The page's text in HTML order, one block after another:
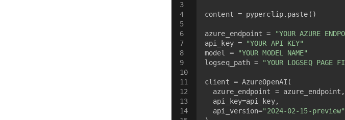
3
4
5
6
7
8
9
10
11
12
13
14
content = pyperclip.paste()
azure_endpoint =
"YOUR AZURE
api_key =
"YOUR API KEY"
model =
"YOUR MODEL NAME"
logseq_path = "YOUR LOGSEQ PAGE
client = AzureOpenAI(
  azure_endpoint = azure_endpoint,
  api_key=api_key,
  api_version=
"2024-02-15-preview"